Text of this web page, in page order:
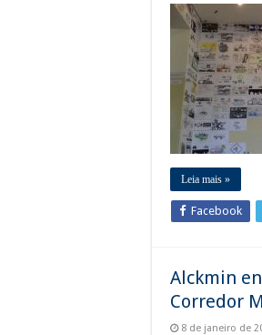
Leia mais »
Facebook
Alckmin
Corredor
8 de janeiro de